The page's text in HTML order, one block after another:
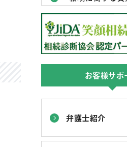
お客様サポ
弁護士紹介